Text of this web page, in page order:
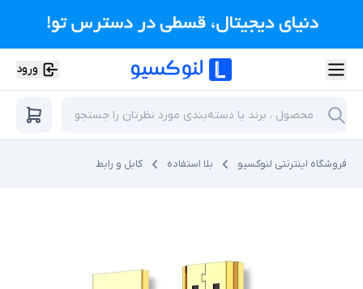
ورود
فروشگاه اینترنتی لنوکسیو بلا استفاده کابل و رابط